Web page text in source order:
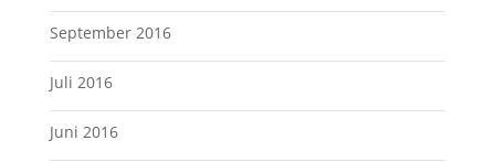
September 2016
Juli 2016
Juni 2016